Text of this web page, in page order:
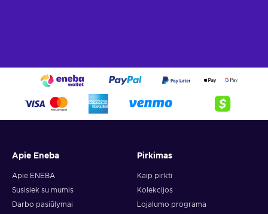
Apie Eneba
Apie ENEBA
Susisiek su mumis
Darbo pasiūlymai
Pirkimas
Kaip pirkti
Kolekcijos
Lojalumo programa